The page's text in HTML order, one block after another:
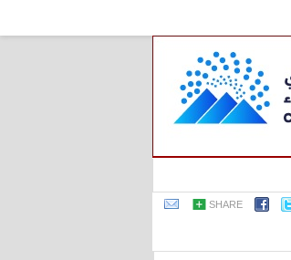
SHARE